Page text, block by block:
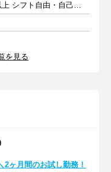
週2日以上 1日6時間以上 シフト自由・自己申告
を見る
2ヶ月間のお試し勤務！